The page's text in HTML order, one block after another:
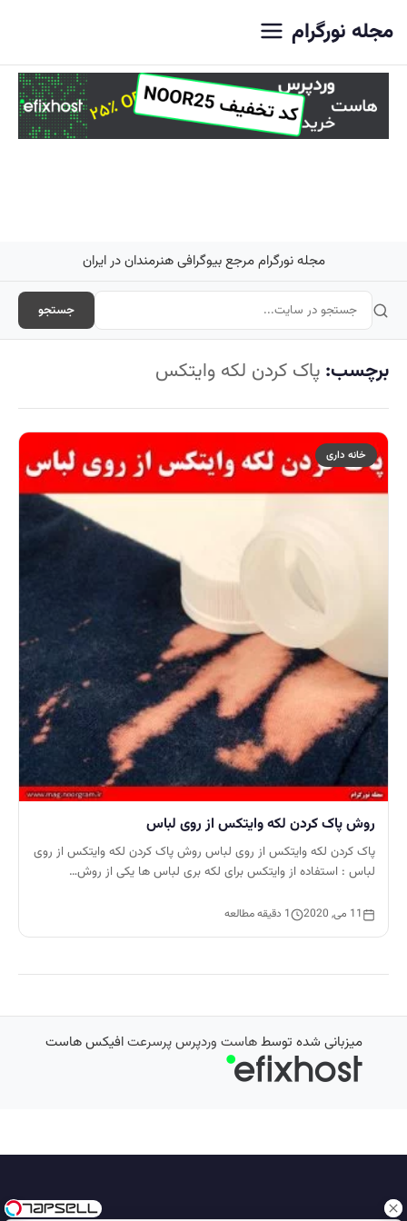
مجله نورگرام
مجله نورگرام مرجع بیوگرافی هنرمندان در ایران
جستجو
برچسب: پاک کردن لکه وایتکس
خانه داری
روش پاک کردن لکه وایتکس از روی لباس
پاک کردن لکه وایتکس از روی لباس روش پاک کردن لکه وایتکس از روی
لباس : استفاده از وایتکس برای لکه بری لباس ها یکی از روش…
11 می, 2020 1 دقیقه مطالعه
میزبانی شده توسطهاست وردپرس پرسرعتافیکس هاست